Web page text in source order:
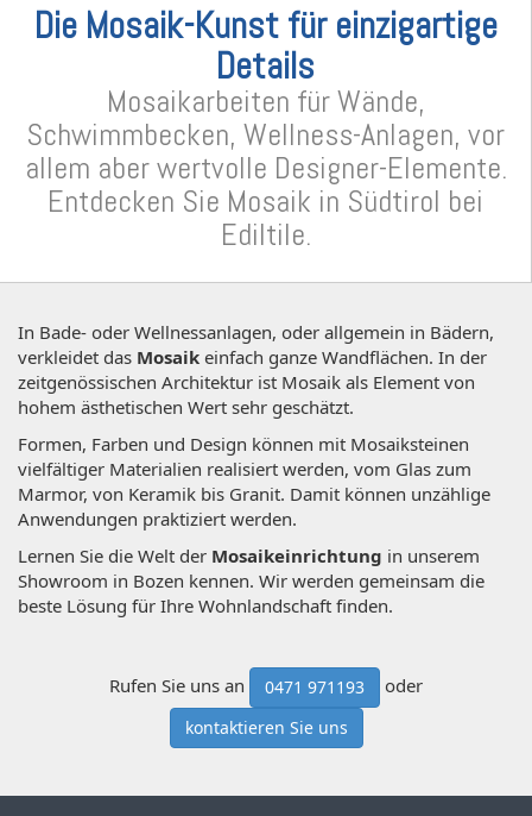
Die Mosaik-Kunst für einzigartige
Details
Mosaikarbeiten für Wände,
Schwimmbecken, Wellness-Anlagen, vor
allem aber wertvolle Designer-Elemente.
Entdecken Sie Mosaik in Südtirol bei
Ediltile.
In Bade- oder Wellnessanlagen, oder allgemein in Bädern,
verkleidet das Mosaik einfach ganze Wandflächen. In der
zeitgenössischen Architektur ist Mosaik als Element von
hohem ästhetischen Wert sehr geschätzt.
Formen, Farben und Design können mit Mosaiksteinen
vielfältiger Materialien realisiert werden, vom Glas zum
Marmor, von Keramik bis Granit. Damit können unzählige
Anwendungen praktiziert werden.
Lernen Sie die Welt der Mosaikeinrichtung in unserem
Showroom in Bozen kennen. Wir werden gemeinsam die
beste Lösung für Ihre Wohnlandschaft finden.
Rufen Sie uns an 0471 971193 oder
kontaktieren Sie uns